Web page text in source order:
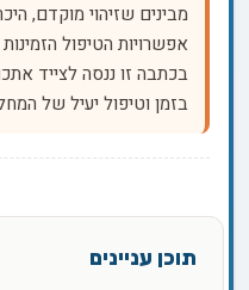
מבינים שזיהוי מוקדם,
אפשרויות הטיפול
בכתבה זו ננסה לצייד
בזמן וטיפול יעיל של